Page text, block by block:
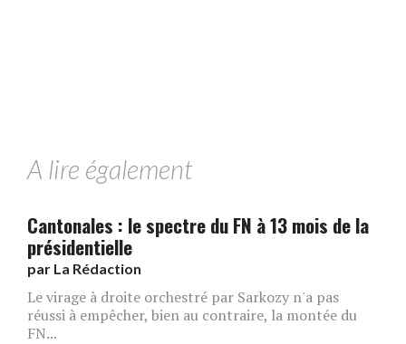
A lire également
Cantonales : le spectre du FN à 13 mois de la
présidentielle
par La Rédaction
Le virage à droite orchestré par Sarkozy n'a pas
réussi à empêcher, bien au contraire, la montée du
FN...